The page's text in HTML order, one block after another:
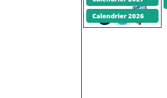
Calendrier 2026